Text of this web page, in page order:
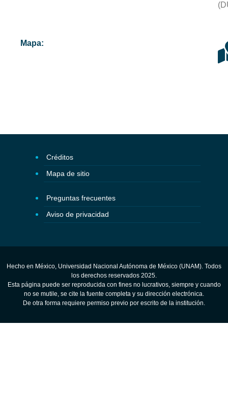
Mapa:
Créditos
Mapa de sitio
Preguntas frecuentes
Aviso de privacidad
Hecho en México, Universidad Nacional Autónoma de México (UNAM). Todos
los derechos reservados 2025.
Esta página puede ser reproducida con fines no lucrativos, siempre y cuando
no se mutile, se cite la fuente completa y su dirección electrónica.
De otra forma requiere permiso previo por escrito de la institución.